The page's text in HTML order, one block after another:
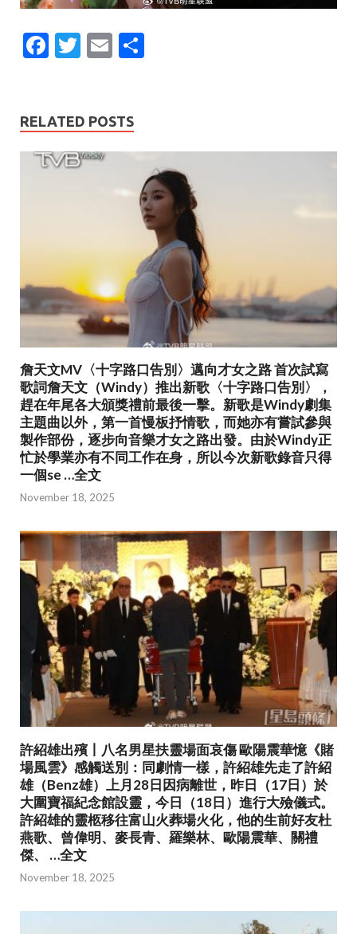
F
b
o
o
T
er
E
l
RELATED POSTS
詹天文MV〈十字路口告別〉邁向才女之路 首次試寫
歌詞詹天文（Windy）推出新歌〈十字路口告別〉，
趕在年尾各大頒獎禮前最後一擊。新歌是Windy劇集
主題曲以外，第一首慢板抒情歌，而她亦有嘗試參與
製作部份，逐步向音樂才女之路出發。由於Windy正
忙於學業亦有不同工作在身，所以今次新歌錄音只得
一個se …全文
November 18, 2025
許紹雄出殯丨八名男星扶靈場面哀傷 歐陽震華憶《賭
場風雲》感觸送別：同劇情一樣，許紹雄先走了許紹
雄（Benz雄）上月28日因病離世，昨日（17日）於
大圍寶福紀念館設靈，今日（18日）進行大殮儀式。
許紹雄的靈柩移往富山火葬場火化，他的生前好友杜
燕歌、曾偉明、麥長青、羅樂林、歐陽震華、關禮
傑、 …全文
November 18, 2025